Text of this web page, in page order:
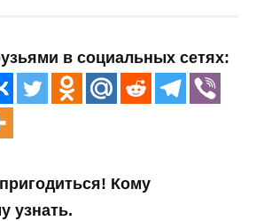
в социальных сетях:
Кому
узнать.